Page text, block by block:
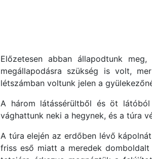
Előzetesen abban állapodtunk
megállapodásra szükség is volt,
létszámban voltunk jelen a
A három látássérültből és öt látóból
vághattunk neki a hegynek, és a túra
A túra elején az erdőben lévő
friss eső miatt a meredek